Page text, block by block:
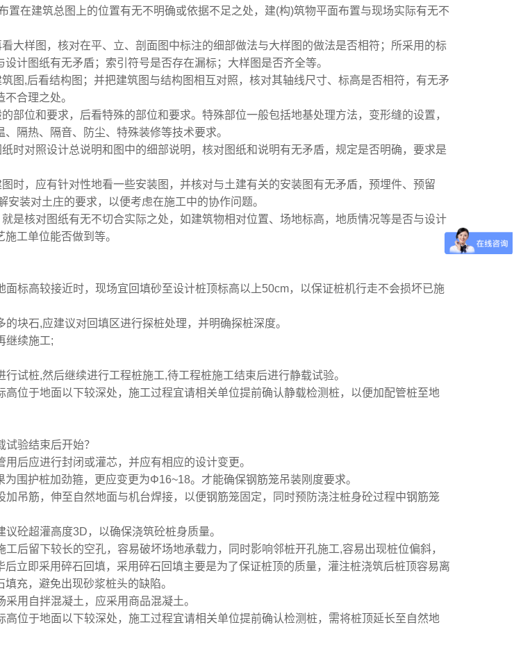
置在建筑总图上的位置有无不明确或依据不足之处，建(构)筑物平面布置与现场实际有无不
大样图，核对在平、立、剖面图中标注的细部做法与大样图的做法是否相符；所采用的标
设计图纸有无矛盾；索引符号是否存在漏标；大样图是否齐全等。
图,后看结构图；并把建筑图与结构图相互对照，核对其轴线尺寸、标高是否相符，有无矛
不合理之处。
部位和要求，后看特殊的部位和要求。特殊部位一般包括地基处理方法，变形缝的设置，
隔热、隔音、防尘、特殊装修等技术要求。
时对照设计总说明和图中的细部说明，核对图纸和说明有无矛盾，规定是否明确，要求是
时，应有针对性地看一些安装图，并核对与土建有关的安装图有无矛盾，预埋件、预留
安装对土庄的要求，以便考虑在施工中的协作问题。
是核对图纸有无不切合实际之处，如建筑物相对位置、场地标高，地质情况等是否与设计
施工单位能否做到等。
面标高较接近时，现场宜回填砂至设计桩顶标高以上50cm，以保证桩机行走不会损坏已施
块石,应建议对回填区进行探桩处理，并明确探桩深度。
继续施工;
试桩,然后继续进行工程桩施工,待工程桩施工结束后进行静载试验。
高位于地面以下较深处，施工过程宜请相关单位提前确认静载检测桩，以便加配管桩至地
验结束后开始？
后应进行封闭或灌芯，并应有相应的设计变更。
围护桩加劲箍，更应变更为Φ16~18。才能确保钢筋笼吊装刚度要求。
加吊筋，伸至自然地面与机台焊接，以便钢筋笼固定，同时预防浇注桩身砼过程中钢筋笼
砼超灌高度3D，以确保浇筑砼桩身质量。
后留下较长的空孔，容易破坏场地承载力，同时影响邻桩开孔施工,容易出现桩位偏斜，
后立即采用碎石回填，采用碎石回填主要是为了保证桩顶的质量，灌注桩浇筑后桩顶容易离
充，避免出现砂浆桩头的缺陷。
用自拌混凝土，应采用商品混凝土。
高位于地面以下较深处，施工过程宜请相关单位提前确认检测桩，需将桩顶延长至自然地